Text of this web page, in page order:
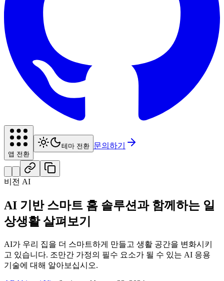
앱 전환
테마 전환 문의하기
비전 AI
AI 기반 스마트 홈 솔루션과 함께하는 일
상생활 살펴보기
AI가 우리 집을 더 스마트하게 만들고 생활 공간을 변화시키
고 있습니다. 조만간 가정의 필수 요소가 될 수 있는 AI 응용
기술에 대해 알아보십시오.